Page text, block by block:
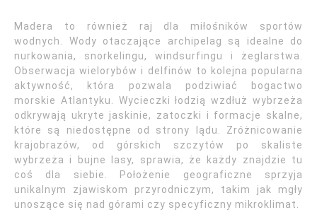
Madera to również raj dla miłośników sportów
wodnych. Wody otaczające archipelag są idealne do
nurkowania, snorkelingu, windsurfingu i żeglarstwa.
Obserwacja wielorybów i delfinów to kolejna popularna
aktywność, która pozwala podziwiać bogactwo
morskie Atlantyku. Wycieczki łodzią wzdłuż wybrzeża
odkrywają ukryte jaskinie, zatoczki i formacje skalne,
które są niedostępne od strony lądu. Zróżnicowanie
krajobrazów, od górskich szczytów po skaliste
wybrzeża i bujne lasy, sprawia, że każdy znajdzie tu
coś dla siebie. Położenie geograficzne sprzyja
unikalnym zjawiskom przyrodniczym, takim jak mgły
unoszące się nad górami czy specyficzny mikroklimat.